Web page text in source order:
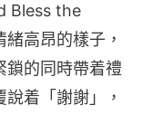
Bless the
高昂的樣子，
鎖的同時帶着禮
着「謝謝」，